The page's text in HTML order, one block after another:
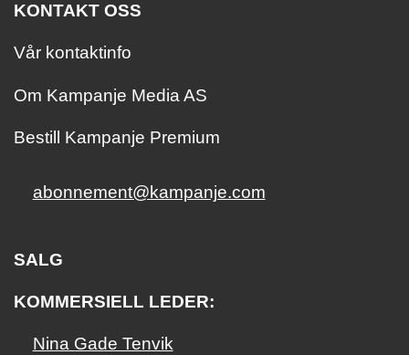
KONTAKT OSS
Vår kontaktinfo
Om Kampanje Media AS
Bestill Kampanje Premium
abonnement@kampanje.com
SALG
KOMMERSIELL LEDER:
Nina Gade Tenvik